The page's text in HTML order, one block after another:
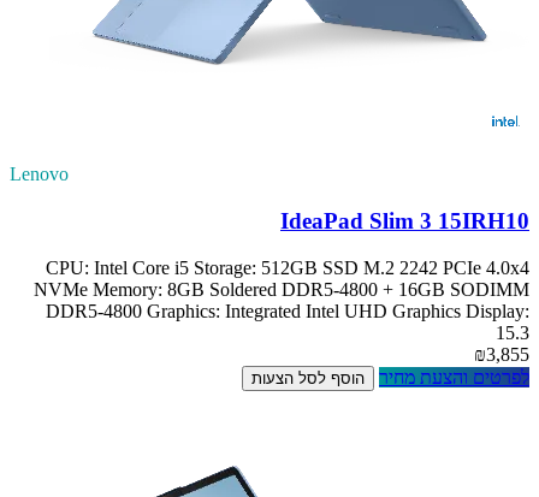
Lenovo
IdeaPad Slim 3 15IRH10
CPU: Intel Core i5 Storage: 512GB SSD M.2 2242 PCIe 4.0x4
NVMe Memory: 8GB Soldered DDR5-4800 + 16GB SODIMM
DDR5-4800 Graphics: Integrated Intel UHD Graphics Display:
15.3
₪3,855
לפרטים והצעת מחיר
הוסף לסל הצעות